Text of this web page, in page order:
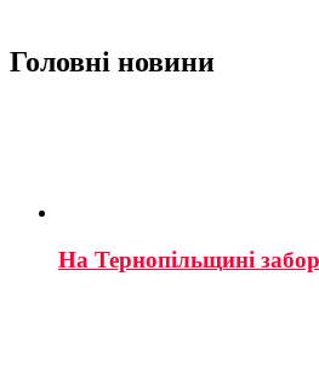
Головні новини
На Тернопільщині